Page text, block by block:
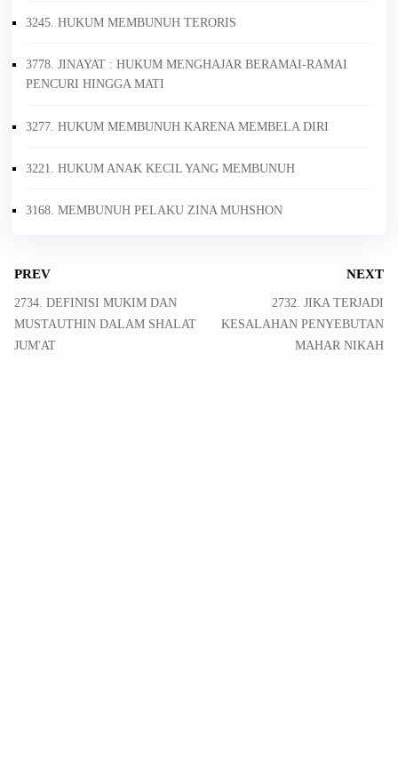
3245. HUKUM MEMBUNUH TERORIS
3778. JINAYAT : HUKUM MENGHAJAR BERAMAI-RAMAI
PENCURI HINGGA MATI
3277. HUKUM MEMBUNUH KARENA MEMBELA DIRI
3221. HUKUM ANAK KECIL YANG MEMBUNUH
3168. MEMBUNUH PELAKU ZINA MUHSHON
PREV
2734. DEFINISI MUKIM DAN
MUSTAUTHIN DALAM SHALAT
JUM'AT
NEXT
2732. JIKA TERJADI
KESALAHAN PENYEBUTAN
MAHAR NIKAH